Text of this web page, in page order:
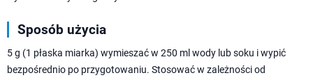
Sposób użycia
5 g (1 płaska miarka) wymieszać w 250 ml wody lub soku i wypić
bezpośrednio po przygotowaniu. Stosować w zależności od